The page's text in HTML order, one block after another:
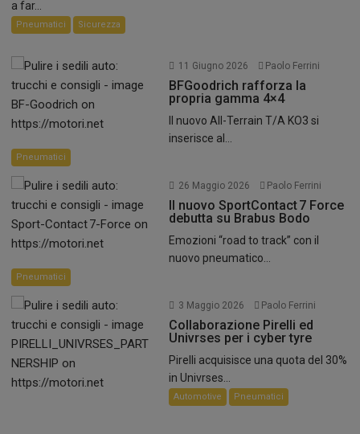
a far...
Pneumatici Sicurezza
11 Giugno 2026 Paolo Ferrini
BFGoodrich rafforza la
propria gamma 4×4
Il nuovo All-Terrain T/A KO3 si
inserisce al...
Pneumatici
26 Maggio 2026 Paolo Ferrini
Il nuovo SportContact 7 Force
debutta su Brabus Bodo
Emozioni “road to track” con il
nuovo pneumatico...
Pneumatici
3 Maggio 2026 Paolo Ferrini
Collaborazione Pirelli ed
Univrses per i cyber tyre
Pirelli acquisisce una quota del 30%
in Univrses...
Automotive Pneumatici